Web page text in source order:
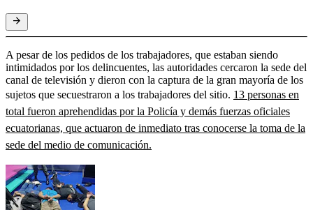
A pesar de los pedidos de los trabajadores, que estaban siendo
intimidados por los delincuentes, las autoridades cercaron la sede del
canal de televisión y dieron con la captura de la gran mayoría de los
sujetos que secuestraron a los trabajadores del sitio. 13 personas en
total fueron aprehendidas por la Policía y demás fuerzas oficiales
ecuatorianas, que actuaron de inmediato tras conocerse la toma de la
sede del medio de comunicación.